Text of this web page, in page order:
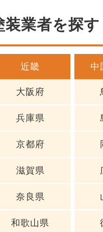
装業者を探す
近畿
大阪府
兵庫県
京都府
滋賀県
奈良県
和歌山県
中